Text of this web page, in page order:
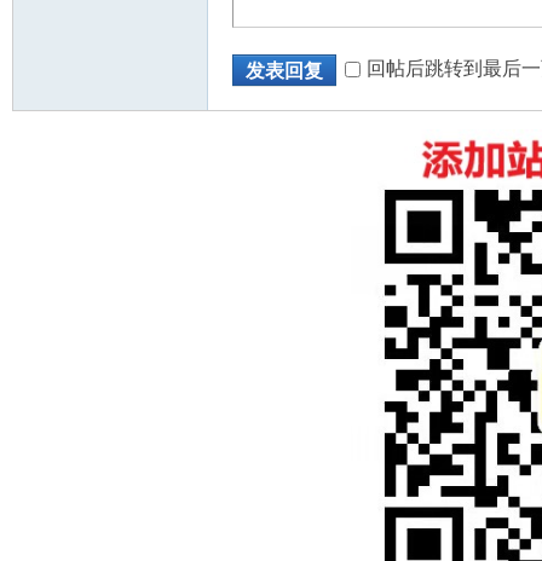
发表回复 回帖后跳转到最后